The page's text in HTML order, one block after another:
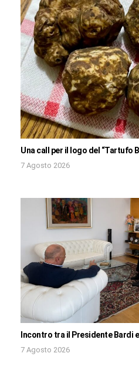
Una call per il logo del “Tartufo
7 Agosto 2026
Incontro tra il Presidente Bardi
7 Agosto 2026